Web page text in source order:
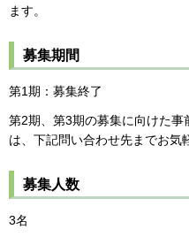
ます。
募集期間
第1期：募集終了
第2期、第3期の募集に向けた
は、下記問い合わせ先までお気
募集人数
3名